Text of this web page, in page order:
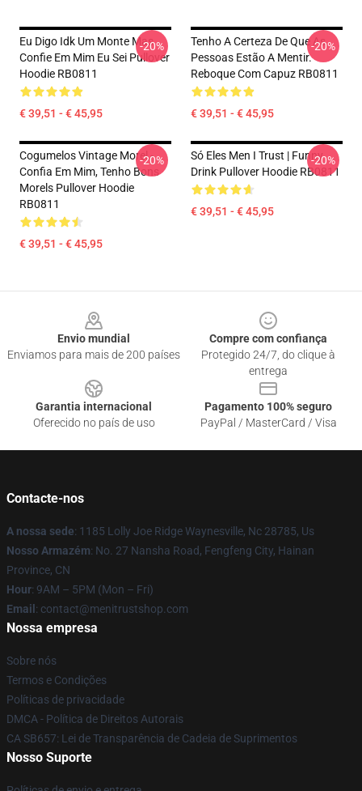
Eu Digo Idk Um Monte Mas
Confie Em Mim Eu Sei Pullover
Hoodie RB0811
€ 39,51 - € 45,95
-20%
Tenho A Certeza De Que As
Pessoas Estão A Mentir.
Reboque Com Capuz RB0811
€ 39,51 - € 45,95
-20%
Cogumelos Vintage Morel -
Confia Em Mim, Tenho Bons
Morels Pullover Hoodie
RB0811
€ 39,51 - € 45,95
-20%
Só Eles Men I Trust | Funny
Drink Pullover Hoodie RB0811
€ 39,51 - € 45,95
-20%
Envio mundial
Enviamos para mais de 200 países
Compre com confiança
Protegido 24/7, do clique à
entrega
Garantia internacional
Oferecido no país de uso
Pagamento 100% seguro
PayPal / MasterCard / Visa
Contacte-nos
A nossa sede: 1185 Lolly Joe Ridge Waynesville, Nc 28785, Us
Nosso Armazém: No. 27 Nansha Road, Fengfeng City, Hainan
Province, CN
Hour: 9AM – 5PM (Mon – Fri)
Email : contact@menitrustshop.com
Nossa empresa
Sobre nós
Termos e Condições
Políticas de privacidade
DMCA - Política de Direitos Autorais
CA SB657: Lei de Transparência de Cadeia de Suprimentos
Nosso Suporte